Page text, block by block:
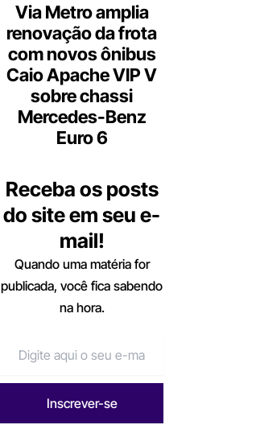
Via Metro amplia
renovação da frota
com novos ônibus
Caio Apache VIP V
sobre chassi
Mercedes-Benz
Euro 6
Receba os posts
do site em seu e-
mail!
Quando uma matéria for
publicada, você fica sabendo
na hora.
Inscrever-se